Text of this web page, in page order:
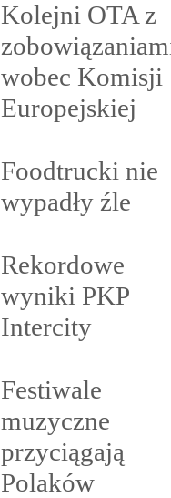
Kolejni OTA z
wobec Komisji
Europejskiej
Foodtrucki nie
wypadły źle
Rekordowe
wyniki PKP
Intercity
Festiwale
muzyczne
przyciągają
Polaków